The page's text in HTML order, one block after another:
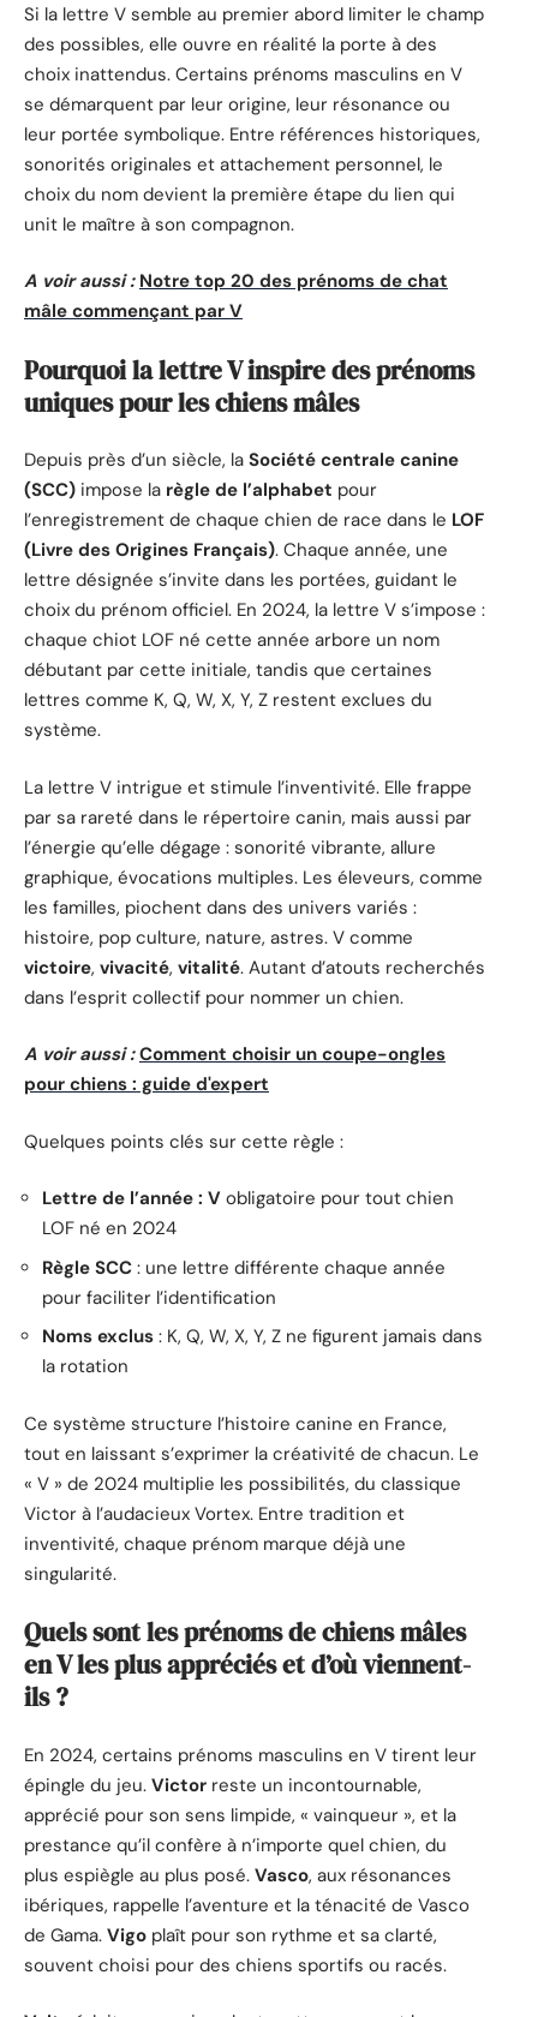
Si la lettre V semble au premier abord limiter le champ
des possibles, elle ouvre en réalité la porte à des
choix inattendus. Certains prénoms masculins en V
se démarquent par leur origine, leur résonance ou
leur portée symbolique. Entre références historiques,
sonorités originales et attachement personnel, le
choix du nom devient la première étape du lien qui
unit le maître à son compagnon.
A voir aussi : Notre top 20 des prénoms de chat
mâle commençant par V
Pourquoi la lettre V inspire des prénoms
uniques pour les chiens mâles
Depuis près d’un siècle, la Société centrale canine
(SCC) impose la règle de l’alphabet pour
l’enregistrement de chaque chien de race dans le LOF
(Livre des Origines Français). Chaque année, une
lettre désignée s’invite dans les portées, guidant le
choix du prénom officiel. En 2024, la lettre V s’impose :
chaque chiot LOF né cette année arbore un nom
débutant par cette initiale, tandis que certaines
lettres comme K, Q, W, X, Y, Z restent exclues du
système.
La lettre V intrigue et stimule l’inventivité. Elle frappe
par sa rareté dans le répertoire canin, mais aussi par
l’énergie qu’elle dégage : sonorité vibrante, allure
graphique, évocations multiples. Les éleveurs, comme
les familles, piochent dans des univers variés :
histoire, pop culture, nature, astres. V comme
victoire, vivacité, vitalité. Autant d’atouts recherchés
dans l’esprit collectif pour nommer un chien.
A voir aussi : Comment choisir un coupe-ongles
pour chiens : guide d'expert
Quelques points clés sur cette règle :
Lettre de l’année : V obligatoire pour tout chien
LOF né en 2024
Règle SCC : une lettre différente chaque année
pour faciliter l’identification
Noms exclus : K, Q, W, X, Y, Z ne figurent jamais dans
la rotation
Ce système structure l’histoire canine en France,
tout en laissant s’exprimer la créativité de chacun. Le
« V » de 2024 multiplie les possibilités, du classique
Victor à l’audacieux Vortex. Entre tradition et
inventivité, chaque prénom marque déjà une
singularité.
Quels sont les prénoms de chiens mâles
en V les plus appréciés et d’où viennent-
ils ?
En 2024, certains prénoms masculins en V tirent leur
épingle du jeu. Victor reste un incontournable,
apprécié pour son sens limpide, « vainqueur », et la
prestance qu’il confère à n’importe quel chien, du
plus espiègle au plus posé. Vasco, aux résonances
ibériques, rappelle l’aventure et la ténacité de Vasco
de Gama. Vigo plaît pour son rythme et sa clarté,
souvent choisi pour des chiens sportifs ou racés.